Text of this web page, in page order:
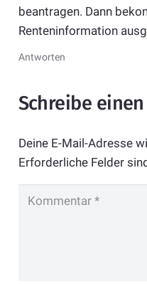
beantragen. Dann
Renteninformation
Antworten
Schreibe
Deine E-Mail-Adresse
Erforderliche Felder